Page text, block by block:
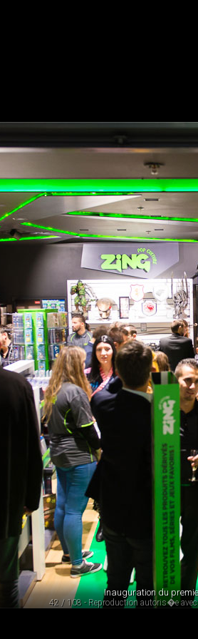
Inauguration du
42 / 108 - Reproduction autoris�e